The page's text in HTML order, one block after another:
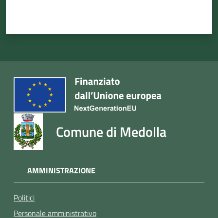
Comune di Medolla
AMMINISTRAZIONE
Politici
Personale amministrativo